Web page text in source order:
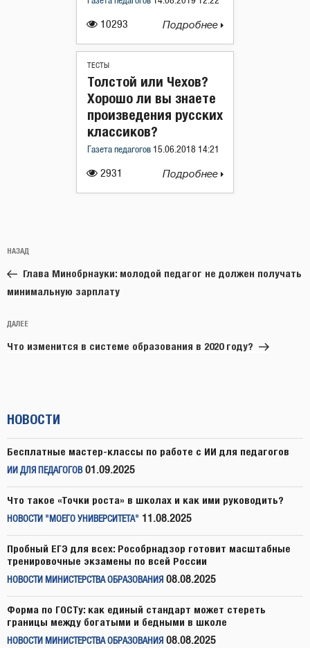
10293 Подробнее
ТЕСТЫ
2931
Толстой или Чехов?
Хорошо ли вы знаете
произведения русских
классиков?
Газета педагогов 15.06.2018 14:21
Подробнее
по
записям
Предыдущая
запись:
НАЗАД
Глава Минобрнауки: молодой педагог не должен получать
минимальную зарплату
Следующая
запись
ДАЛЕЕ
Что изменится в системе образования в 2020 году?
НОВОСТИ
Бесплатные мастер-классы по работе с ИИ для педагогов
ИИ ДЛЯ ПЕДАГОГОВ 01.09.2025
Что такое «Точки роста» в школах и как ими руководить?
НОВОСТИ "МОЕГО УНИВЕРСИТЕТА" 11.08.2025
Пробный ЕГЭ для всех: Рособрнадзор готовит масштабные
тренировочные экзамены по всей России
НОВОСТИ МИНИСТЕРСТВА ОБРАЗОВАНИЯ 08.08.2025
Форма по ГОСТу: как единый стандарт может стереть
границы между богатыми и бедными в школе
НОВОСТИ МИНИСТЕРСТВА ОБРАЗОВАНИЯ 08.08.2025